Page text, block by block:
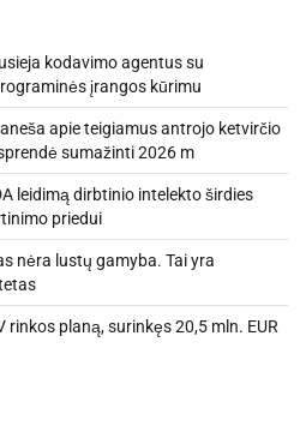
kodavimo agentus su
įrangos kūrimu
apie teigiamus antrojo ketvirčio
sumažinti 2026 m
leidimą dirbtinio intelekto širdies
priedui
nėra lustų gamyba. Tai yra
rinkos planą, surinkęs 20,5 mln. EUR